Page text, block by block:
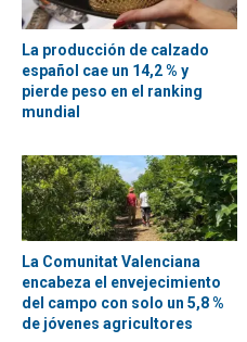
La producción de calzado
español cae un 14,2 % y
pierde peso en el ranking
mundial
La Comunitat Valenciana
encabeza el envejecimiento
del campo con solo un 5,8 %
de jóvenes agricultores